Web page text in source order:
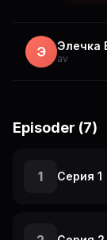
Э Элечка
av
Episoder (7)
1 Серия 1